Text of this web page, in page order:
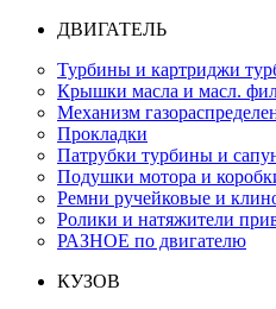
ДВИГАТЕЛЬ
Турбины и картриджи
Крышки масла и масл.
Механизм
Прокладки
Патрубки турбины и
Подушки мотора и
Ремни ручейковые и
Ролики и натяжители
РАЗНОЕ по двигателю
КУЗОВ